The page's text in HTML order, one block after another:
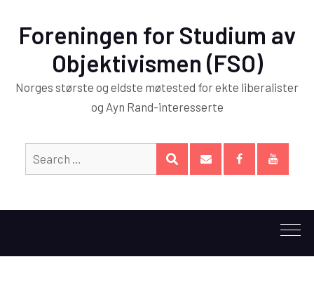
Foreningen for Studium av
Objektivismen (FSO)
Norges største og eldste møtested for ekte liberalister
og Ayn Rand-interesserte
Search
for:
SEARCH